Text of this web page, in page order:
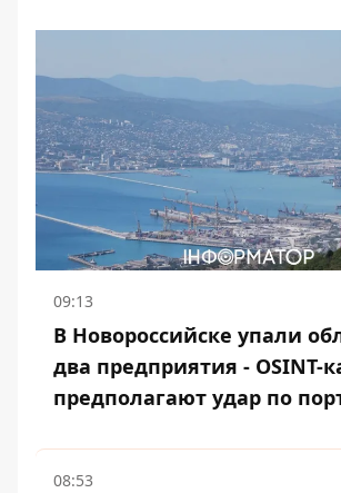
09:13
В Новороссийске упали
два предприятия - OSINT-
предполагают удар по
08:53